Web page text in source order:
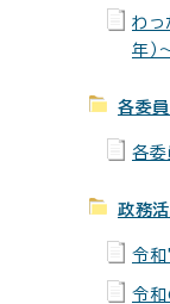
わっ
年）
各委
各委
政務
令
令